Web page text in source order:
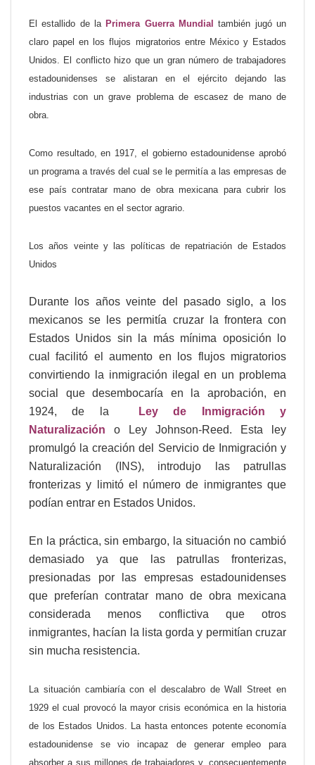
El estallido de laPrimera Guerra Mundial
también jugó un
claro papel en los flujos migratorios entre México y Estados
Unidos. El conflicto hizo que un gran número de trabajadores
estadounidenses se alistaran en el ejército dejando las
industrias con un grave problema de escasez de mano de
obra.
Como resultado, en 1917, el gobierno estadounidense aprobó
un programa a través del cual se le permitía a las empresas de
ese país contratar mano de obra mexicana para cubrir los
puestos vacantes en el sector agrario.
Los años veinte y las políticas de repatriación de Estados
Unidos
Durante los años veinte del pasado siglo, a los
mexicanos se les permitía cruzar la frontera con
Estados Unidos sin la más mínima oposición lo
cual facilitó el aumento en los flujos migratorios
convirtiendo la inmigración ilegal en un problema
social que desembocaría en la aprobación, en
1924, de la
Ley de Inmigración y
Naturalización
o Ley Johnson-Reed. Esta ley
promulgó la creación del Servicio de Inmigración y
Naturalización (INS), introdujo las patrullas
fronterizas y limitó el número de inmigrantes que
podían entrar en Estados Unidos.
En la práctica, sin embargo, la situación no cambió
demasiado ya que las patrullas fronterizas,
presionadas por las empresas estadounidenses
que preferían contratar mano de obra mexicana
considerada menos conflictiva que otros
inmigrantes, hacían la lista gorda y permitían cruzar
sin mucha resistencia.
La situación cambiaría con el descalabro de Wall Street en
1929 el cual provocó la mayor crisis económica en la historia
de los Estados Unidos. La hasta entonces potente economía
estadounidense se vio incapaz de generar empleo para
absorber a sus millones de trabajadores y, consecuentemente